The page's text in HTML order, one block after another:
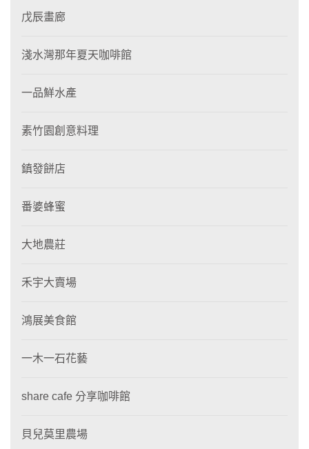
戊辰畫廊
淺水灣那年夏天咖啡館
一品鮮水產
素竹園創意料理
鎮發餅店
番婆蜂蜜
大地農莊
禾宇大賣場
鴻展美食館
一木一石花藝
share cafe 分享咖啡館
貝兒莫里農場